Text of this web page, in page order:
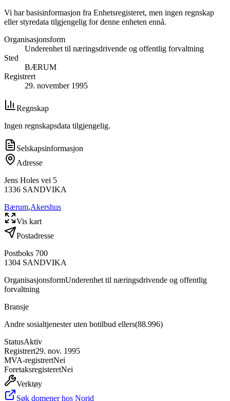
Vi har basisinformasjon fra Enhetsregisteret, men ingen regnskap
eller styredata tilgjengelig for denne enheten ennå.
Organisasjonsform
Underenhet til næringsdrivende og offentlig forvaltning
Sted
BÆRUM
Registrert
29. november 1995
Regnskap
Ingen regnskapsdata tilgjengelig.
Selskapsinformasjon
Adresse
Jens Holes vei 5
1336 SANDVIKA
Bærum,Akershus
Vis kart
Postadresse
Postboks 700
1304 SANDVIKA
OrganisasjonsformUnderenhet til næringsdrivende og offentlig
forvaltning
Bransje
Andre sosialtjenester uten botilbud ellers(88.996)
StatusAktiv
Registrert29. nov. 1995
MVA-registrertNei
ForetaksregisteretNei
Verktøy
Søk domener hos Norid